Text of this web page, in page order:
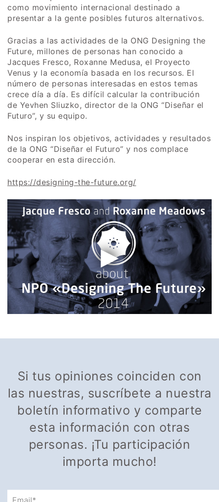
como movimiento internacional destinado a
presentar a la gente posibles futuros alternativos.
Gracias a las actividades de la ONG Designing the
Future, millones de personas han conocido a
Jacques Fresco, Roxanne Medusa, el Proyecto
Venus y la economía basada en los recursos. El
número de personas interesadas en estos temas
crece día a día. Es difícil calcular la contribución
de Yevhen Sliuzko, director de la ONG “Diseñar el
Futuro”, y su equipo.
Nos inspiran los objetivos, actividades y resultados
de la ONG “Diseñar el Futuro” y nos complace
cooperar en esta dirección.
https://designing-the-future.org/
Si tus opiniones coinciden con
las nuestras, suscríbete a nuestra
boletín informativo y comparte
esta información con otras
personas. ¡Tu participación
importa mucho!